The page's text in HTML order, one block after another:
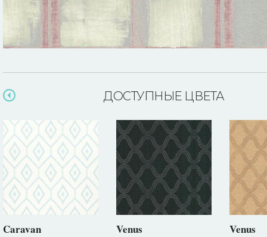
ДОСТУПНЫЕ ЦВЕТА
Caravan Venus Venus